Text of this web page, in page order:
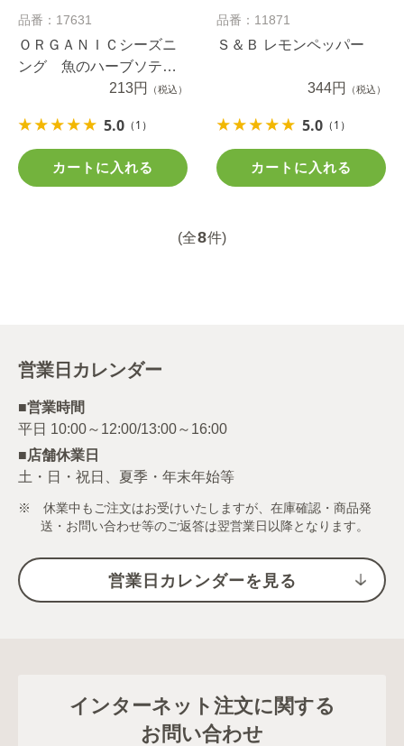
品番：17631
ＯＲＧＡＮＩＣシーズニ
ング 魚のハーブソテ
ー タイム＆オレガノ
213円 （税込）
5.0 （1）
カートに入れる
品番：11871
Ｓ＆Ｂ レモンペッパー
344円 （税込）
5.0 （1）
カートに入れる
(全8件)
営業日カレンダー
■営業時間
■店舗休業日
土・日・祝日、夏季・年末年始等
※ 休業中もご注文はお受けいたしますが、在庫確認・商品発
送・お問い合わせ等のご返答は翌営業日以降となります。
営業日カレンダーを見る
インターネット注文に関する
お問い合わせ